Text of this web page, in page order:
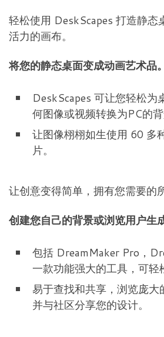
轻松使用 DeskScapes 打造静态
活力的画布。
将您的静态桌面变成动画艺术品。
DeskScapes 可让您轻松为
何图像或视频转换为PC的背
让图像栩栩如生使用 60 多
片。
让创意变得简单，拥有您需要的
创建您自己的背景或浏览用户生
包括 DreamMaker Pro，
一款功能强大的工具，可轻
易于查找和共享，浏览庞大
并与社区分享您的设计。